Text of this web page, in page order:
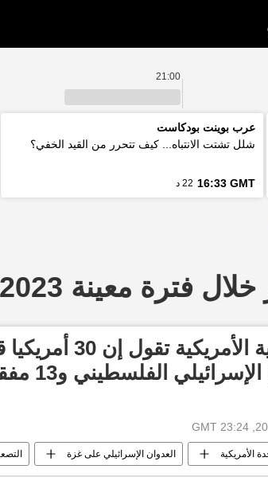
21:00
عرب بوينت بودكاست
شلل تشتت الانتباه... كيف تتحرر من القيد الخفي؟
16:33 GMT 22 د
فترة معينة 15.10.2023
الخارجية الأمريكية
الفلسطيني و13 مفقودا
الأمريكية العدوان الإسرائيلي على غزة